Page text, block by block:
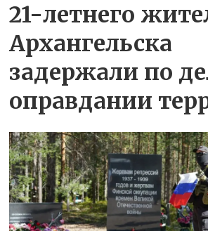
21-летнего
Архангельска
задержали по
оправдании